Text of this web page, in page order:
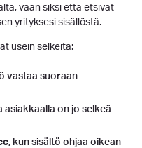
vaan siksi että etsivät
yrityksesi sisällöstä.
usein selkeitä:
vastaa suoraan
asiakkaalla on jo selkeä
, kun sisältö ohjaa oikean